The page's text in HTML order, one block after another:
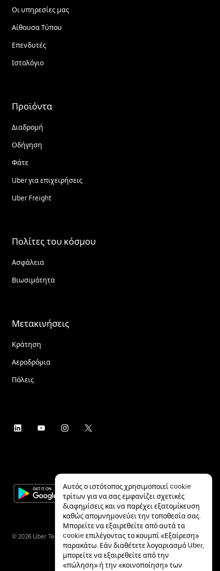
Οι υπηρεσίες μας
Αίθουσα Τύπου
Επενδυτές
Ιστολόγιο
Προϊόντα
Διαδρομή
Οδήγηση
Φάτε
Uber για επιχειρήσεις
Uber Freight
Πολίτες του κόσμου
Ασφάλεια
Βιωσιμότητα
Μετακινήσεις
Κράτηση
Αεροδρόμια
Πόλεις
© 2026 Uber Technologies Inc.
Αυτός ο ιστότοπος χρησιμοποιεί cookie
τρίτων για να σας εμφανίζει σχετικές
διαφημίσεις και να παρέχει εξατομίκευση
καθώς απομνημονεύει την τοποθεσία σας.
Μπορείτε να εξαιρεθείτε από αυτά τα
cookie επιλέγοντας το κουμπί «Εξαίρεση»
παρακάτω. Εάν διαθέτετε λογαριασμό Uber,
μπορείτε να εξαιρεθείτε από την
«πώληση» ή την «κοινοποίηση» των